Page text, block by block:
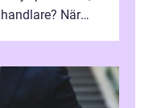
När